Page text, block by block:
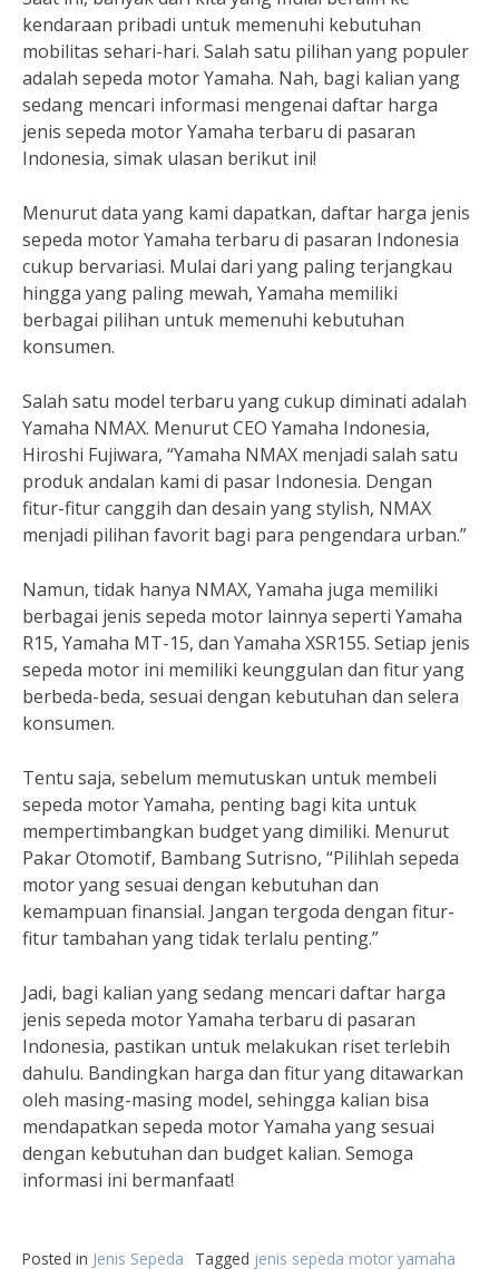
kendaraan pribadi untuk memenuhi kebutuhan
mobilitas sehari-hari. Salah satu pilihan yang populer
adalah sepeda motor Yamaha. Nah, bagi kalian yang
sedang mencari informasi mengenai daftar harga
jenis sepeda motor Yamaha terbaru di pasaran
Indonesia, simak ulasan berikut ini!
Menurut data yang kami dapatkan, daftar harga jenis
sepeda motor Yamaha terbaru di pasaran Indonesia
cukup bervariasi. Mulai dari yang paling terjangkau
hingga yang paling mewah, Yamaha memiliki
berbagai pilihan untuk memenuhi kebutuhan
konsumen.
Salah satu model terbaru yang cukup diminati adalah
Yamaha NMAX. Menurut CEO Yamaha Indonesia,
Hiroshi Fujiwara, “Yamaha NMAX menjadi salah satu
produk andalan kami di pasar Indonesia. Dengan
fitur-fitur canggih dan desain yang stylish, NMAX
menjadi pilihan favorit bagi para pengendara urban.”
Namun, tidak hanya NMAX, Yamaha juga memiliki
berbagai jenis sepeda motor lainnya seperti Yamaha
R15, Yamaha MT-15, dan Yamaha XSR155. Setiap jenis
sepeda motor ini memiliki keunggulan dan fitur yang
berbeda-beda, sesuai dengan kebutuhan dan selera
konsumen.
Tentu saja, sebelum memutuskan untuk membeli
sepeda motor Yamaha, penting bagi kita untuk
mempertimbangkan budget yang dimiliki. Menurut
Pakar Otomotif, Bambang Sutrisno, “Pilihlah sepeda
motor yang sesuai dengan kebutuhan dan
kemampuan finansial. Jangan tergoda dengan fitur-
fitur tambahan yang tidak terlalu penting.”
Jadi, bagi kalian yang sedang mencari daftar harga
jenis sepeda motor Yamaha terbaru di pasaran
Indonesia, pastikan untuk melakukan riset terlebih
dahulu. Bandingkan harga dan fitur yang ditawarkan
oleh masing-masing model, sehingga kalian bisa
mendapatkan sepeda motor Yamaha yang sesuai
dengan kebutuhan dan budget kalian. Semoga
informasi ini bermanfaat!
Posted in Jenis Sepeda Tagged jenis sepeda motor yamaha